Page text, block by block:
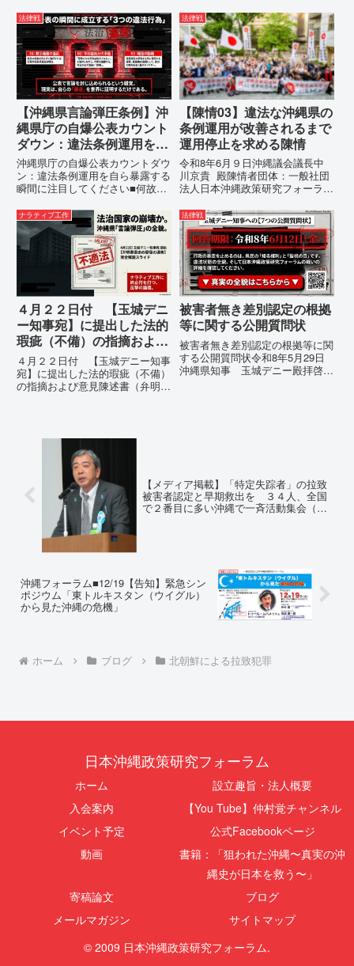
強行しようとしている「仲村覚の
実名公表」。行政側はこの行為
を、特定の個人を社会的制裁に追
い込むための「仕上げ」だと考え
て...
（EMRIP）の各会合において行
われた、沖縄・琉球の先住民族指
定、PFAS（有機フッ素化合物）
問題、米軍基地、伝統文化（...
法律戦
【沖縄県言論弾圧条例】沖
縄県庁の自爆公表カウント
ダウン：違法条例運用を自
ら暴露する瞬間に注目して
ください
沖縄県庁の自爆公表カウントダウ
ン：違法条例運用を自ら暴露する
瞬間に注目してください■何故、
テルを貼りたい本当の理由「なぜ
沖縄県庁は、法を無視してまで私
を封じ込めようとするのか。」そ
の理由は明確です。県政が統治
法律戦
【陳情03】違法な沖縄県の
条例運用が改善されるまで
運用停止を求める陳情
令和8年6月９日沖縄議会議長中
川京貴 殿陳情者団体：一般社団
法人日本沖縄政策研究フォーラム
所：沖縄県那覇市電 話：080-違
法な沖縄県の条例運用が改善され
るまで運用停止を求める陳情陳情
の趣旨沖縄県は、「沖縄県...
ナラティブ工作
４月２２日付 【玉城デニ
ー知事宛】に提出した法的
瑕疵（不備）の指摘および
意見陳述書（弁明書）提出
の留保の通告
４月２２日付 【玉城デニー知事
宛】に提出した法的瑕疵（不備）
の指摘および意見陳述書（弁明
の通告を行いました。沖縄県は、
この時は、違法を認めて軌道修正
法律戦
被害者無き差別認定の根拠
等に関する公開質問状
被害者無き差別認定の根拠等に関
する公開質問状令和8年5月29日
沖縄県知事 玉城デニー殿拝啓貴
【メディア掲載】「特定失踪者」の拉致
被害者認定と早期救出を ３４人、全国
で２番目に多い沖縄で一斉活動集会（産
沖縄フォーラム■12/19【告知】緊急シン
ポジウム「東トルキスタン（ウイグル）
から見た沖縄の危機」
ホーム ブログ 北朝鮮による拉致犯罪
日本沖縄政策研究フォーラム
ホーム
設立趣旨・法人概要
入会案内
【You Tube】仲村覚チャンネル
イベント予定
公式Facebookページ
動画
書籍：「狙われた沖縄〜真実の沖
縄史が日本を救う〜」
寄稿論文
ブログ
メールマガジン
サイトマップ
© 2009 日本沖縄政策研究フォーラム.